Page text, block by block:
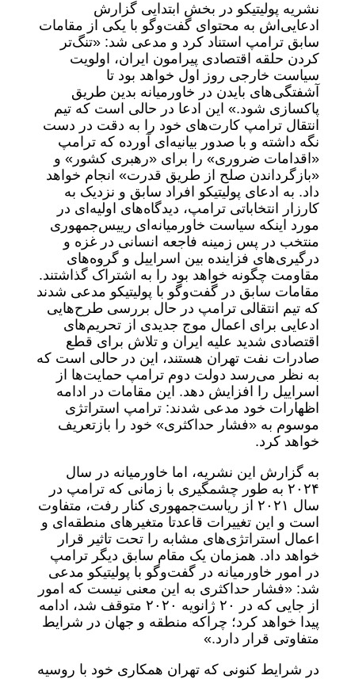
نشریه پولیتیکو در بخش ابتدایی گزارش
ادعایی‌اش به محتوای گفت‌وگو با یکی از مقامات
سابق ترامپ استناد کرد و مدعی شد: «تنگ‌تر
کردن حلقه اقتصادی پیرامون ایران، اولویت
سیاست خارجی روز اول خواهد بود تا
آشفتگی‌های بایدن در خاورمیانه بدین طریق
پاکسازی شود.» این ادعا در حالی است که تیم
انتقال ترامپ کارت‌های خود را به دقت در دست
نگه داشته و با صدور بیانیه‌ای آورده که ترامپ
«اقدامات ضروری» را برای «رهبری کشور» و
«بازگرداندن صلح از طریق قدرت» انجام خواهد
داد. به ادعای پولیتیکو افراد سابق و نزدیک به
کارزار انتخاباتی ترامپ، دیدگاه‌های اولیه‌ای در
مورد اینکه سیاست خاورمیانه‌ای رییس‌جمهوری
منتخب در پس ‌زمینه فاجعه انسانی در غزه و
درگیری‌های فزاینده بین اسراییل و گروه‌های
مقاومت چگونه خواهد بود را به اشتراک گذاشتند.
مقامات سابق در گفت‌وگو با پولیتیکو مدعی شدند
که تیم انتقالی ترامپ در حال بررسی طرح‌هایی
ادعایی برای اعمال موج جدیدی از تحریم‌های
اقتصادی شدید علیه ایران و تلاش برای قطع
صادرات نفت تهران هستند، این در حالی است که
به نظر می‌رسد دولت دوم ترامپ حمایت‌ها از
اسراییل را افزایش دهد. این مقامات در ادامه
اظهارات خود مدعی شدند: ترامپ استراتژی
موسوم به «فشار حداکثری» خود را بازتعریف
خواهد کرد.
به گزارش این نشریه، اما خاورمیانه در سال
۲۰۲۴ به طور چشمگیری با زمانی که ترامپ در
سال ۲۰۲۱ از ریاست‌جمهوری کنار رفت، متفاوت
است و این تغییرات قاعدتا متغیرهای منطقه‌ای و
اعمال استراتژی‌های مشابه را تحت تاثیر قرار
خواهد داد. همزمان یک مقام سابق دیگر ترامپ
در امور خاورمیانه در گفت‌وگو با پولیتیکو مدعی
شد: «فشار حداکثری به این معنی نیست که امور
از جایی که در ۲۰ ژانویه ۲۰۲۰ متوقف شد، ادامه
پیدا خواهد کرد؛ چراکه منطقه و جهان در شرایط
متفاوتی قرار دارد.»
در شرایط کنونی که تهران همکاری خود با روسیه